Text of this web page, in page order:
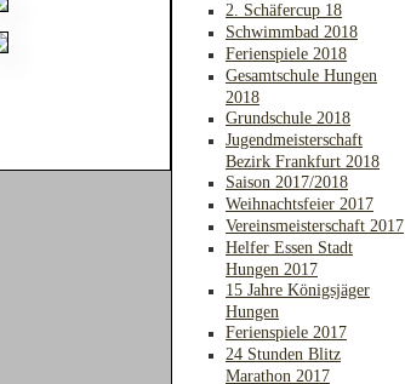
2. Schäfercup 18
Schwimmbad 2018
Ferienspiele 2018
Gesamtschule Hungen
2018
Grundschule 2018
Jugendmeisterschaft
Bezirk Frankfurt 2018
Saison 2017/2018
Weihnachtsfeier 2017
Vereinsmeisterschaft 2017
Helfer Essen Stadt
Hungen 2017
15 Jahre Königsjäger
Hungen
Ferienspiele 2017
24 Stunden Blitz
Marathon 2017